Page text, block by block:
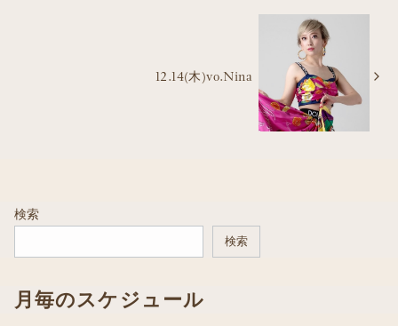
12.14(木)vo.Nina
検索
検索
月毎のスケジュール